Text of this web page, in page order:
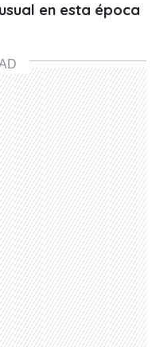
en esta época